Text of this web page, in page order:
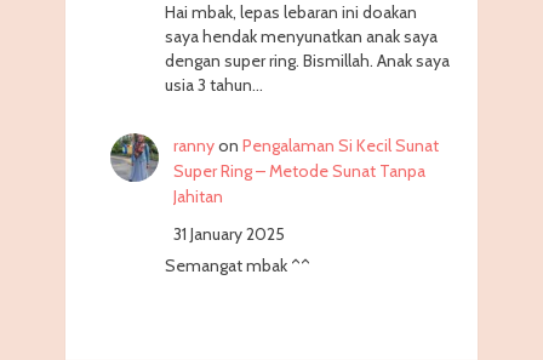
Hai mbak, lepas lebaran ini doakan
saya hendak menyunatkan anak saya
dengan super ring. Bismillah. Anak saya
usia 3 tahun…
rannyon Pengalaman Si Kecil Sunat
Super Ring – Metode Sunat Tanpa
Jahitan
31 January 2025
Semangat mbak ^^